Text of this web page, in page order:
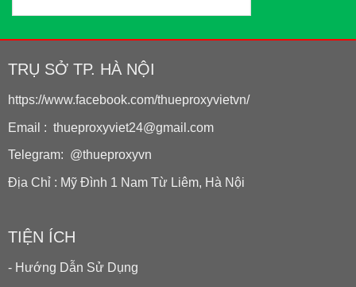
TRỤ SỞ TP. HÀ NỘI
https://www.facebook.com/thueproxyvietvn/
Email : thueproxyviet24@gmail.com
Telegram: @thueproxyvn
Địa Chỉ : Mỹ Đình 1 Nam Từ Liêm, Hà Nội
TIỆN ÍCH
- Hướng Dẫn Sử Dụng